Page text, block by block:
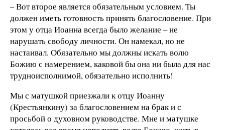
– Вот второе является обязательным условием. Ты
должен иметь готовность принять благословение. При
этом у отца Иоанна всегда было желание – не
нарушать свободу личности. Он намекал, но не
настаивал. Обязательно мы должны искать волю
Божию с намерением, каковой бы она ни была для нас
трудноисполнимой, обязательно исполнить!
Мы с матушкой приезжали к отцу Иоанну
(Крестьянкину) за благословением на брак и с
просьбой о духовном руководстве. Мне и матушке